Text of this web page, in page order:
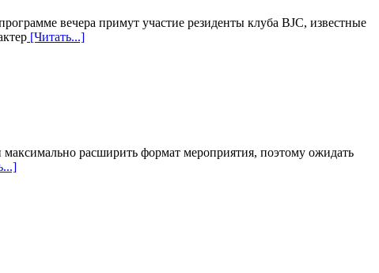
вечера примут участие резиденты клуба BJC, известные
[Читать...]
расширить формат мероприятия, поэтому ожидать